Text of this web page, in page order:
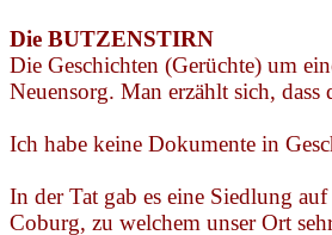
Die BUTZENSTIRN
Die Geschichten (Gerüchte) um
Neuensorg. Man erzählt sich,
Ich habe keine Dokumente in
In der Tat gab es eine Siedlung
Coburg, zu welchem unser Ort